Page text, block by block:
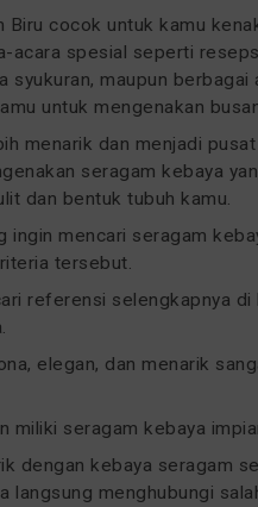
Biru cocok untuk kamu
acara spesial seperti
syukuran, maupun berbagai
untuk mengenakan
menarik dan menjadi
seragam kebaya
dan bentuk tubuh kamu.
ingin mencari seragam
tersebut.
referensi selengkapnya di
elegan, dan menarik
miliki seragam kebaya
dengan kebaya seragam
langsung menghubungi